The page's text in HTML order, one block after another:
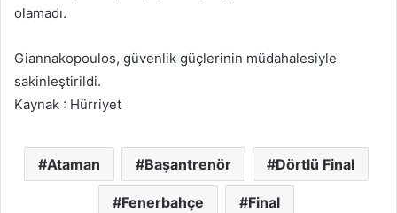
olamadı.
Giannakopoulos, güvenlik güçlerinin müdahalesiyle
sakinleştirildi.
Kaynak : Hürriyet
Ataman Başantrenör Dörtlü Final
Fenerbahçe Final